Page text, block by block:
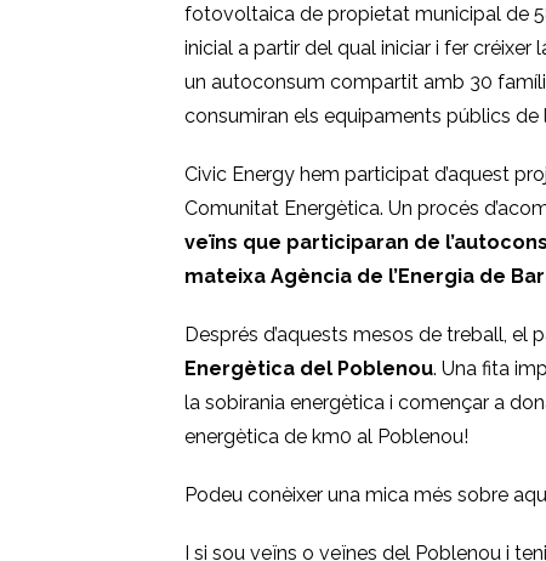
fotovoltaica de propietat municipal de
inicial a partir del qual iniciar i fer créixer
un autoconsum compartit amb 30
consumiran els equipaments públics de
Civic Energy hem participat d’aquest
Comunitat Energètica. Un procés
veïns que participaran de
mateixa Agència de l’Energia de
Després d’aquests mesos de treball, el
Energètica del Poblenou. Una fita
la sobirania energètica i començar a
energètica de km0 al Poblenou!
Podeu conèixer una mica més sobre
I si sou veïns o veïnes del Poblenou i